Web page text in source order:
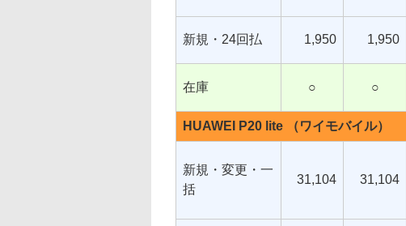
新規・24回払 1,950 1,950
在庫 ○ ○
HUAWEI P20 lite （ワイモバイル）
新規・変更・一
括
31,104 31,104